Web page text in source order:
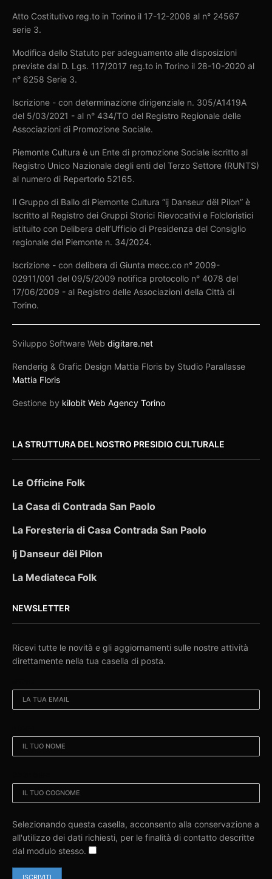
Atto Costitutivo reg.to in Torino il 17-12-2008 al n° 24567
serie 3.
Modifica dello Statuto per adeguamento alle disposizioni
previste dal D. Lgs. 117/2017 reg.to in Torino il 28-10-2020 al
n° 6258 Serie 3.
Iscrizione - con determinazione dirigenziale n. 305/A1419A
del 5/03/2021 - al n° 434/TO del Registro Regionale delle
Associazioni di Promozione Sociale.
Piemonte Cultura è un Ente di promozione Sociale iscritto al
Registro Unico Nazionale degli enti del Terzo Settore (RUNTS)
al numero di Repertorio 52165.
Il Gruppo di Ballo di Piemonte Cultura “ij Danseur dël Pilon” è
Iscritto al Registro dei Gruppi Storici Rievocativi e Folcloristici
istituito con Delibera dell’Ufficio di Presidenza del Consiglio
regionale del Piemonte n. 34/2024.
Iscrizione - con delibera di Giunta mecc.co n° 2009-
02911/001 del 09/5/2009 notifica protocollo n° 4078 del
17/06/2009 - al Registro delle Associazioni della Città di
Torino.
Sviluppo Software Webdigitare.net
Renderig & Grafic Design Mattia Floris by Studio Parallasse
Mattia Floris
Gestione by kilobit Web Agency Torino
LA STRUTTURA DEL NOSTRO PRESIDIO CULTURALE
Le Officine Folk
La Casa di Contrada San Paolo
La Foresteria di Casa Contrada San Paolo
Ij Danseur dël Pilon
La Mediateca Folk
NEWSLETTER
Ricevi tutte le novità e gli aggiornamenti sulle nostre attività
direttamente nella tua casella di posta.
Selezionando questa casella, acconsento alla conservazione a
all'utilizzo dei dati richiesti, per le finalità di contatto descritte
dal modulo stesso.